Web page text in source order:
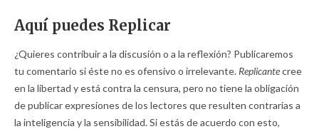
Aquí puedes Replicar
¿Quieres contribuir a la discusión o a la reflexión? Publicaremos
tu comentario si éste no es ofensivo o irrelevante. Replicantecree
en la libertad y está contra la censura, pero no tiene la obligación
de publicar expresiones de los lectores que resulten contrarias a
la inteligencia y la sensibilidad. Si estás de acuerdo con esto,